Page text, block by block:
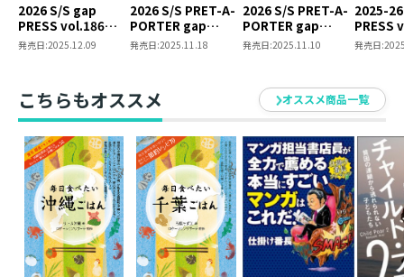
2026 S/S gap
PRESS vol.186
PARIS / MILAN /
発売日:2025.12.09
2026 S/S PRET-A-
PORTER gap
COLLECTIONS
発売日:2025.11.18
2026 S/S PRET-A-
PORTER gap
COLLECTIONS
発売日:2025.11.10
2025-
PRESS
TOKYO
発売日:
こちらもオススメ オススメ商品一覧